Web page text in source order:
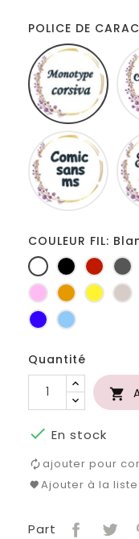
POLICE DE
sans
ms
COULEUR FIL:
BlancNoir Rouge
RoseJaune
d'or
jaune
Bleu
roi
Bleu
Quantité

 En stock
ajouter pour
Ajouter à la
Part